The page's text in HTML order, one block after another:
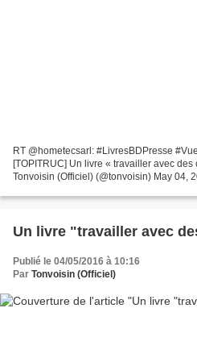
RT @hometecsarl: #LivresBDPresse
[TOPITRUC] Un livre « travailler avec
Tonvoisin (Officiel) (@tonvoisin) May 04,
Un livre "travailler avec
Publié le 04/05/2016 à 10:16
Par Tonvoisin (Officiel)